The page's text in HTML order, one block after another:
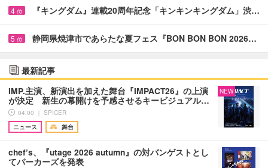
4 位 『キングダム』連載20周年記念「キンキンキングダム」渋…
5 位 静岡県焼津市であらたな夏フェス『BON BON BON 2026…
最新記事
IMP.主演、新演出を加えた舞台『IMPACT26』の上演
が決定 新生の幕開けを予感させるキービジュアル…
04:00 ｜ SPICER
ニュース
舞台
NEW
chef’s、『utage 2026 autumn』の対バンゲストとし
てパーカーズを発表